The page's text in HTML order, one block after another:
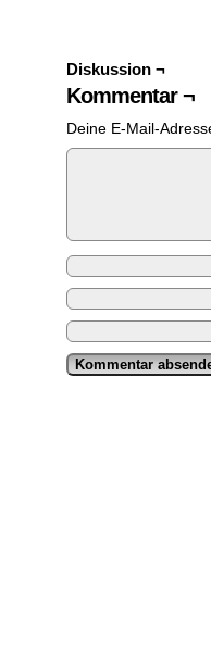
Diskussion ¬
Kommentar ¬
Deine E-Mail-